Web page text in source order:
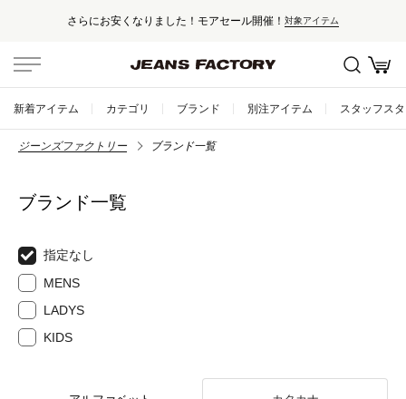
さらにお安くなりました！モアセール開催！ 対象アイテム
新着アイテム カテゴリ ブランド 別注アイテム スタッフス
ジーンズファクトリー ブランド一覧
ブランド一覧
指定なし
MENS
LADYS
KIDS